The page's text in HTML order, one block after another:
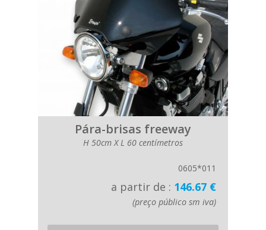
Pára-brisas freeway
H 50cm X L 60 centímetros
0605*011
a partir de : 146.67 €
(preço público sm iva)